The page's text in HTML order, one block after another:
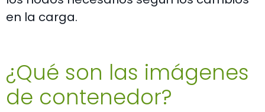
en la carga.
¿Qué son las imágenes
de contenedor?